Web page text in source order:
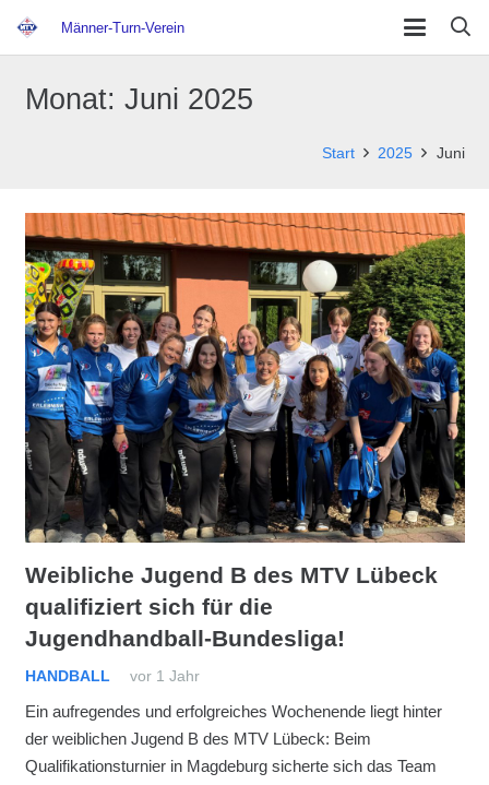
Männer-Turn-Verein
Monat: Juni 2025
Start 2025 Juni
Weibliche Jugend B des MTV Lübeck
qualifiziert sich für die
Jugendhandball-Bundesliga!
HANDBALL vor 1 Jahr
Ein aufregendes und erfolgreiches Wochenende liegt hinter
der weiblichen Jugend B des MTV Lübeck: Beim
Qualifikationsturnier in Magdeburg sicherte sich das Team